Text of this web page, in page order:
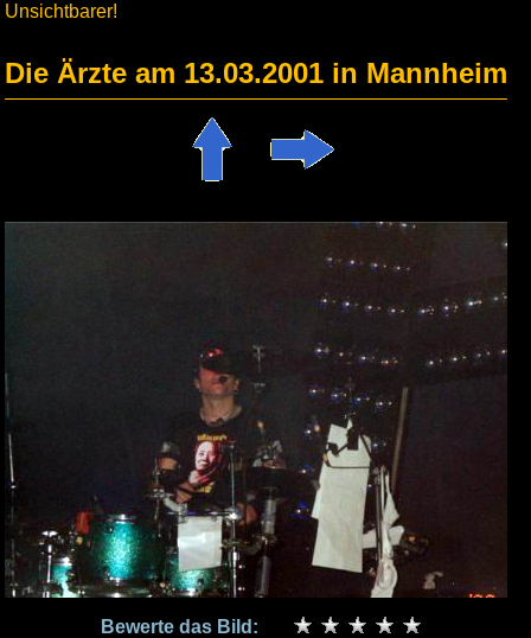
Unsichtbarer!
Die Ärzte am 13.03.2001 in Mannheim
Bewerte das Bild: